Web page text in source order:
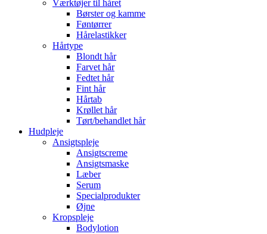
Værktøjer til håret
Børster og kamme
Føntørrer
Hårelastikker
Hårtype
Blondt hår
Farvet hår
Fedtet hår
Fint hår
Hårtab
Krøllet hår
Tørt/behandlet hår
Hudpleje
Ansigtspleje
Ansigtscreme
Ansigtsmaske
Læber
Serum
Specialprodukter
Øjne
Kropspleje
Bodylotion